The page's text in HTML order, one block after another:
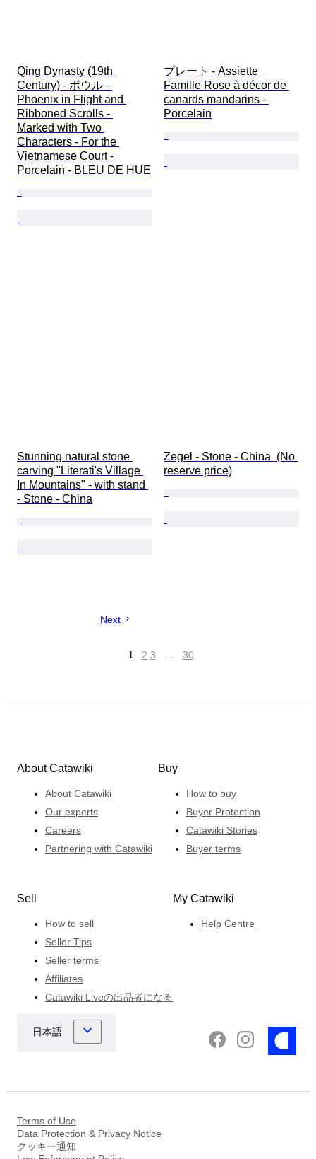
Qing Dynasty (19th
Century) - ボウル -
Phoenix in Flight and
Ribboned Scrolls -
Marked with Two
Characters - For the
Vietnamese Court -
Porcelain - BLEU DE HUE
プレート - Assiette
Famille Rose à décor de
canards mandarins -
Porcelain
Stunning natural stone
carving "Literati's Village
In Mountains" - with stand
- Stone - China
Zegel - Stone - China  (No
reserve price)
Next
1 2 3 … 30
About Catawiki
About Catawiki
Our experts
Careers
Partnering with Catawiki
Buy
How to buy
Buyer Protection
Catawiki Stories
Buyer terms
Sell
How to sell
Seller Tips
Seller terms
Affiliates
Catawiki Liveの出品者になる
My Catawiki
Help Centre
Terms of Use
Data Protection & Privacy Notice
クッキー通知